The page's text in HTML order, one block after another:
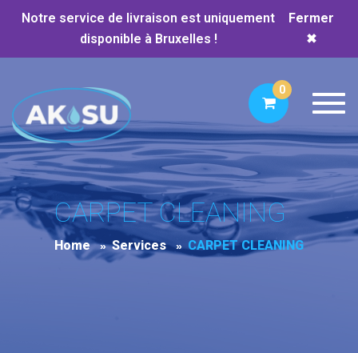
Notre service de livraison est uniquement
disponible à Bruxelles !
Fermer
✖
0
CARPET CLEANING
Home Services CARPET CLEANING